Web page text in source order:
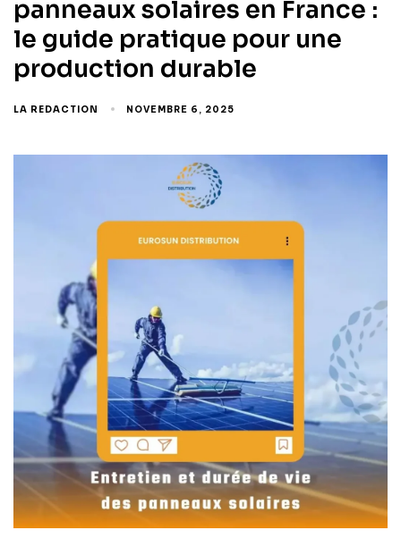
panneaux solaires en France :
le guide pratique pour une
production durable
LA REDACTION NOVEMBRE 6, 2025